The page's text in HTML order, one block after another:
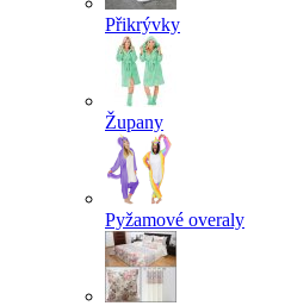
Přikrývky
Župany
Pyžamové overaly